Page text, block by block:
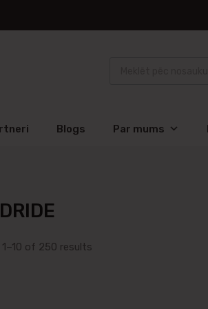
Blogs Par mums
of 250 results